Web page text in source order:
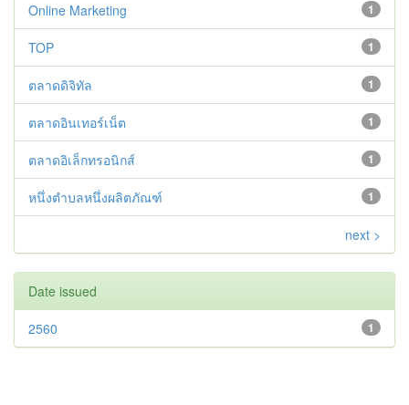
1
Online Marketing
1
TOP
1
ตลาดดิจิทัล
1
ตลาดอินเทอร์เน็ต
1
ตลาดอิเล็กทรอนิกส์
1
หนึ่งตำบลหนึ่งผลิตภัณฑ์
next >
Date issued
1
2560